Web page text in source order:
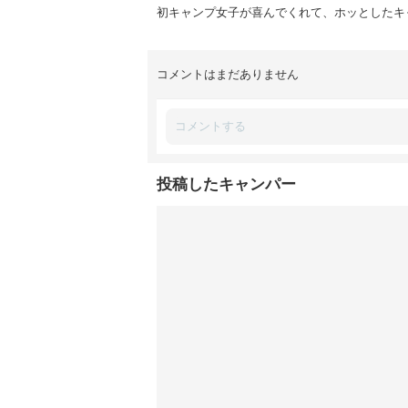
初キャンプ女子が喜んでくれて、ホッとしたキ
コメントはまだありません
投稿したキャンパー